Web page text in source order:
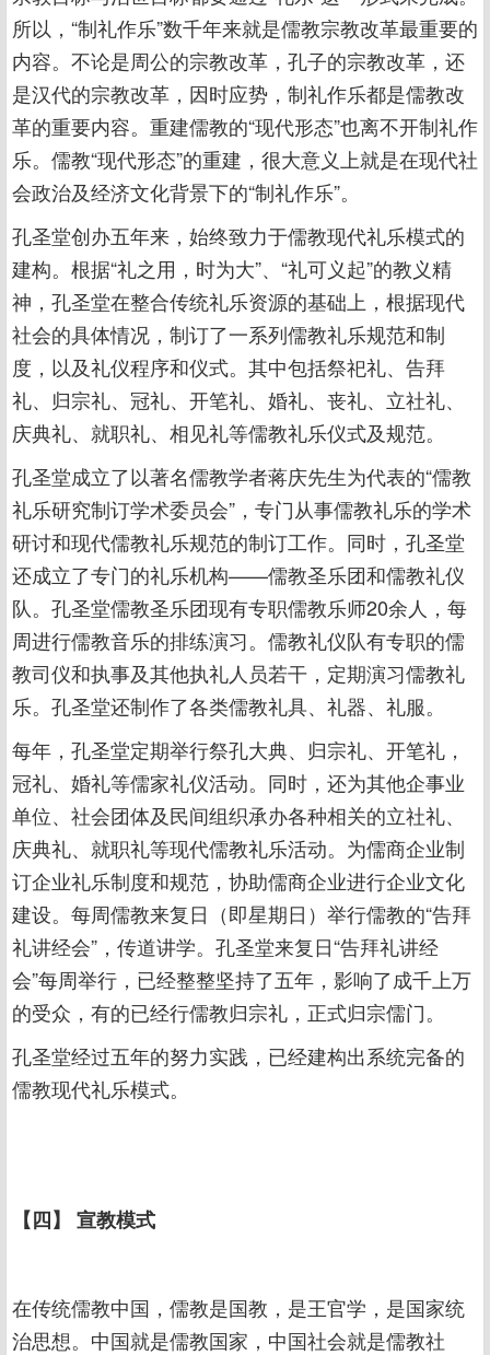
所以，“制礼作乐”数千年来就是儒教宗教改革最重要的
内容。不论是周公的宗教改革，孔子的宗教改革，还
是汉代的宗教改革，因时应势，制礼作乐都是儒教改
革的重要内容。重建儒教的“现代形态”也离不开制礼作
乐。儒教“现代形态”的重建，很大意义上就是在现代社
会政治及经济文化背景下的“制礼作乐”。
孔圣堂创办五年来，始终致力于儒教现代礼乐模式的
建构。根据“礼之用，时为大”、“礼可义起”的教义精
神，孔圣堂在整合传统礼乐资源的基础上，根据现代
社会的具体情况，制订了一系列儒教礼乐规范和制
度，以及礼仪程序和仪式。其中包括祭祀礼、告拜
礼、归宗礼、冠礼、开笔礼、婚礼、丧礼、立社礼、
庆典礼、就职礼、相见礼等儒教礼乐仪式及规范。
孔圣堂成立了以著名儒教学者蒋庆先生为代表的“儒教
礼乐研究制订学术委员会”，专门从事儒教礼乐的学术
研讨和现代儒教礼乐规范的制订工作。同时，孔圣堂
还成立了专门的礼乐机构——儒教圣乐团和儒教礼仪
队。孔圣堂儒教圣乐团现有专职儒教乐师20余人，每
周进行儒教音乐的排练演习。儒教礼仪队有专职的儒
教司仪和执事及其他执礼人员若干，定期演习儒教礼
乐。孔圣堂还制作了各类儒教礼具、礼器、礼服。
每年，孔圣堂定期举行祭孔大典、归宗礼、开笔礼，
冠礼、婚礼等儒家礼仪活动。同时，还为其他企事业
单位、社会团体及民间组织承办各种相关的立社礼、
庆典礼、就职礼等现代儒教礼乐活动。为儒商企业制
订企业礼乐制度和规范，协助儒商企业进行企业文化
建设。每周儒教来复日（即星期日）举行儒教的“告拜
礼讲经会”，传道讲学。孔圣堂来复日“告拜礼讲经
会”每周举行，已经整整坚持了五年，影响了成千上万
的受众，有的已经行儒教归宗礼，正式归宗儒门。
孔圣堂经过五年的努力实践，已经建构出系统完备的
儒教现代礼乐模式。
【四】 宣教模式
在传统儒教中国，儒教是国教，是王官学，是国家统
治思想。中国就是儒教国家，中国社会就是儒教社